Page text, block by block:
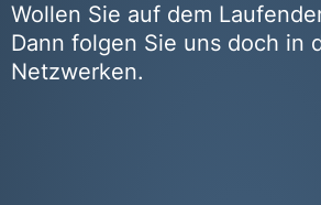
Wollen Sie auf dem
Dann folgen Sie uns doch in
Netzwerken.